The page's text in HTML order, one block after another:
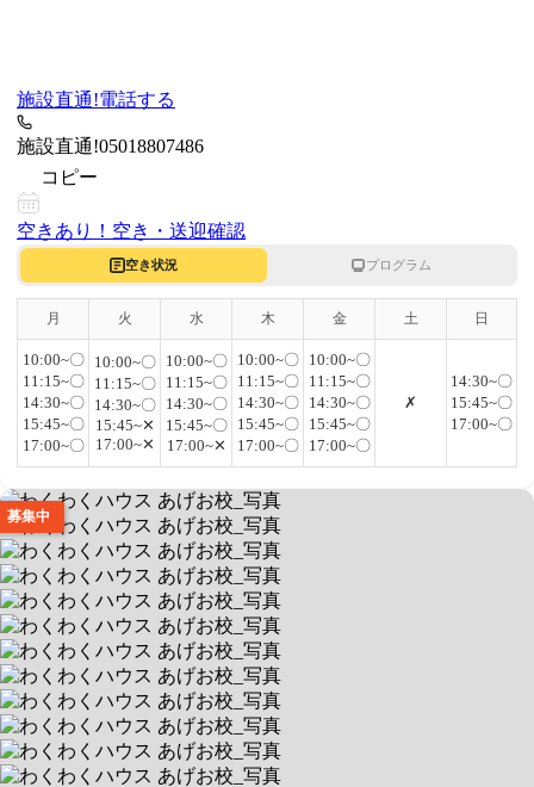
施設直通!電話する
施設直通!05018807486
コピー
空きあり！ 空き・送迎確認
空き状況 プログラム
月 火 水 木 金 土 日
10:00~〇
11:15~〇
14:30~〇
15:45~〇
17:00~〇
10:00~〇
11:15~〇
14:30~〇
15:45~✕
17:00~✕
10:00~〇
11:15~〇
14:30~〇
15:45~〇
17:00~✕
10:00~〇
11:15~〇
14:30~〇
15:45~〇
17:00~〇
10:00~〇
11:15~〇
14:30~〇
15:45~〇
17:00~〇
✗
14:30~〇
15:45~〇
17:00~〇
募集中
わくわくハウス あげお校
🌱運動療育特化！園芸活動もあり🌼
送迎なし/当エリア対応 空きあり